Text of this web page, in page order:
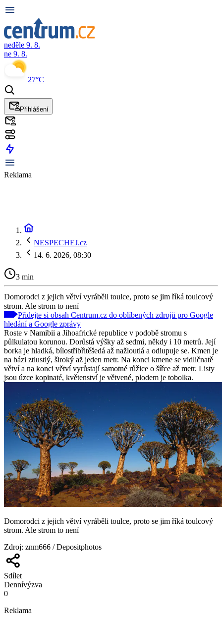
neděle 9. 8.
ne 9. 8.
27°C
Přihlášení
Reklama
NESPECHEJ.cz
14. 6. 2026, 08:30
3 min
Domorodci z jejich větví vyráběli toulce, proto se jim říká toulcový
strom. Ale strom to není
Přidejte si obsah Centrum.cz do oblíbených zdrojů pro Google
hledání a Google zprávy
Roste v Namibii a Jihoafrické republice v podobě stromu s
půlkulatou korunou. Dorůstá výšky až sedmi, někdy i 10 metrů. Její
borka je hladká, bílostřibřitěšedá až nažloutlá a odlupuje se. Kmen je
na bázi ztlustlý, široký až jeden metr. Na konci kmene se vidličnatě
větví a na konci větví vyrůstají samotné růžice o šířce až metr. Listy
jsou úzce kopinaté, květenství je větvené, plodem je tobolka.
Domorodci z jejich větví vyráběli toulce, proto se jim říká toulcový
strom. Ale strom to není
Zdroj: znm666 / Depositphotos
Sdílet
Dennívýzva
0
Reklama